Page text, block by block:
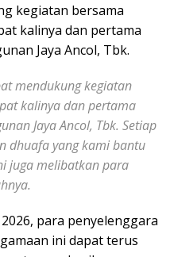
kegiatan bersama
kalinya dan pertama
Jaya Ancol, Tbk.
mendukung kegiatan
kalinya dan pertama
Jaya Ancol, Tbk. Setiap
dhuafa yang kami bantu
juga melibatkan para
para penyelenggara
ini dapat terus